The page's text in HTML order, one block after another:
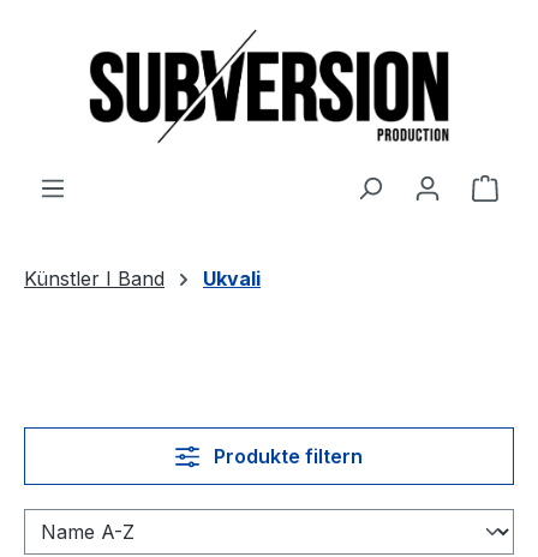
Künstler I Band Ukvali
Produkte filtern